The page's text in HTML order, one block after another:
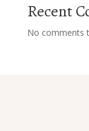
Recent
No comments